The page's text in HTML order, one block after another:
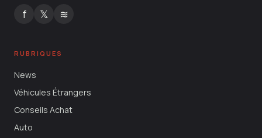
f 𝕏 ≋
RUBRIQUES
News
Véhicules Étrangers
Conseils Achat
Auto